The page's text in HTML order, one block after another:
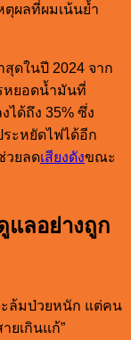
ตุผลที่ผมเน้นย้ำ
ดในปี 2024 จาก
หยอดน้ำมันที่
ได้ถึง 35% ซึ่ง
ะหยัดไฟได้อีก
วยลดเสียงดังขณะ
แลอย่างถูก
ล้มป่วยหนัก แต่คน
เกินแก้”